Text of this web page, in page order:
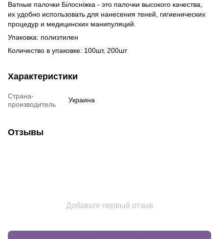
Ватные палочки Білосніжка - это палочки высокого качества,
их удобно использовать для нанесения теней, гигиенических
процедур и медицинских манипуляций.
Упаковка: полиэтилен
Количество в упаковке: 100шт, 200шт
Характеристики
Страна-
производитель
Украина
Отзывы
Добавьте первый отзыв